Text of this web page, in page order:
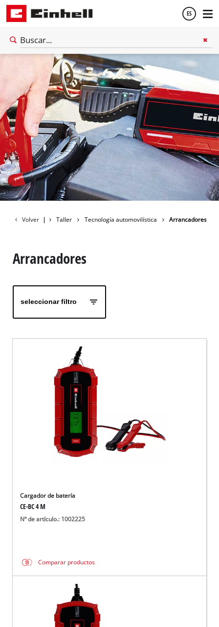
ES
Español
English
Volver | Taller Tecnología automovilística Arrancadores
Arrancadores
seleccionar filtro
Cargador de batería
CE-BC 4 M
Nº de artículo.: 1002225
Comparar productos